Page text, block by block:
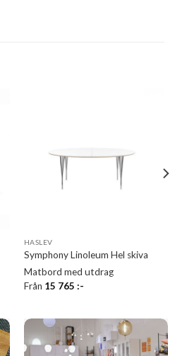
HASLEV
Symphony Linoleum Hel skiva
Matbord med utdrag
Från 15 765 :-